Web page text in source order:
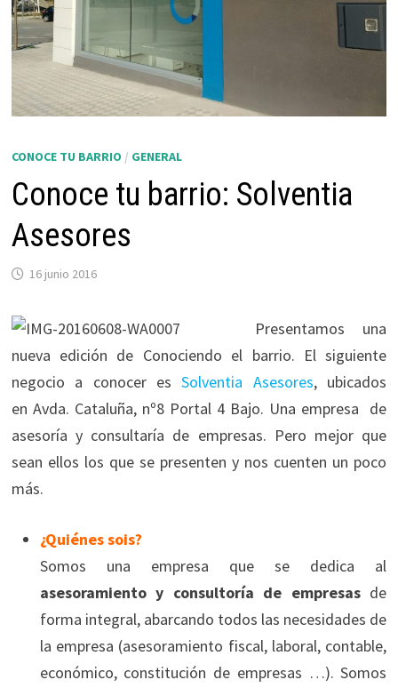
CONOCE TU BARRIO / GENERAL
Conoce tu barrio: Solventia
Asesores
16 junio 2016
Presentamos una
nueva edición de Conociendo el barrio. El siguiente
negocio a conocer esSolventia Asesores, ubicados
en Avda. Cataluña, nº8 Portal 4 Bajo. Una empresa de
asesoría y consultaría de empresas. Pero mejor que
sean ellos los que se presenten y nos cuenten un poco
más.
¿Quiénes sois?
Somos una empresa que se dedica al
asesoramiento y consultoría de empresasde
forma integral, abarcando todos las necesidades de
la empresa (asesoramiento fiscal, laboral, contable,
económico, constitución de empresas …). Somos